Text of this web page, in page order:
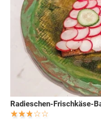
Radieschen-Frischkäse-